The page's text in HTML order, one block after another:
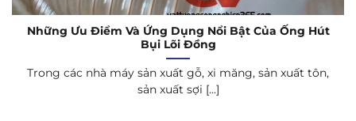
Những Ưu Điểm Và Ứng Dụng Nổi Bật Của Ống Hút
Bụi Lõi Đồng
Trong các nhà máy sản xuất gỗ, xi măng, sản xuất tôn,
sản xuất sợi [...]